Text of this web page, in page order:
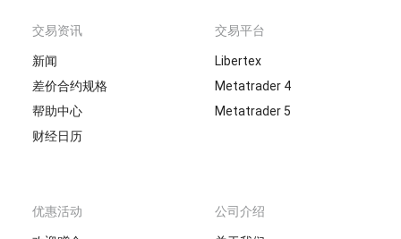
交易资讯
新闻
差价合约规格
帮助中心
财经日历
交易平台
Libertex
Metatrader 4
Metatrader 5
优惠活动 公司介绍